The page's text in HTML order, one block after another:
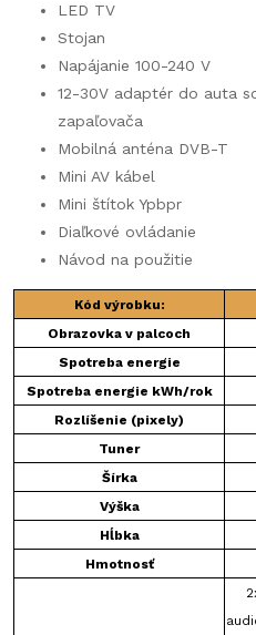
LED TV
Stojan
Napájanie 100-240 V
12-30V adaptér do auta
zapaľovača
Mobilná anténa DVB-T
Mini AV kábel
Mini štítok Ypbpr
Diaľkové ovládanie
Návod na použitie
Kód výrobku:
Obrazovka v palcoch
Spotreba energie
Spotreba energie kWh/rok
Rozlíšenie (pixely)
Tuner
Šírka
Výška
Hĺbka
Hmotnosť